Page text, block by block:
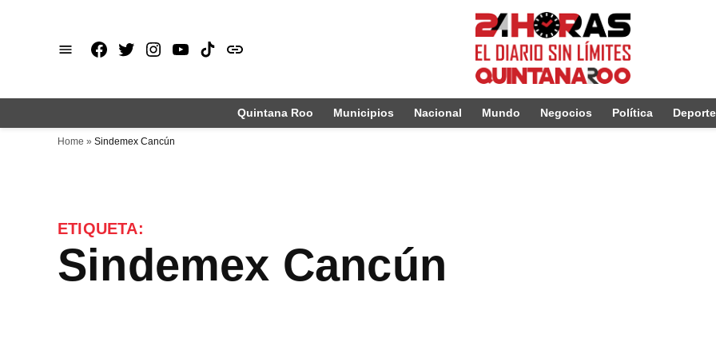
Facebook
X Instagram
Youtube
TikTok
issuu
Quintana Roo Municipios Nacional Mundo Negocios Política
Home » Sindemex Cancún
ETIQUETA:
Sindemex Cancún